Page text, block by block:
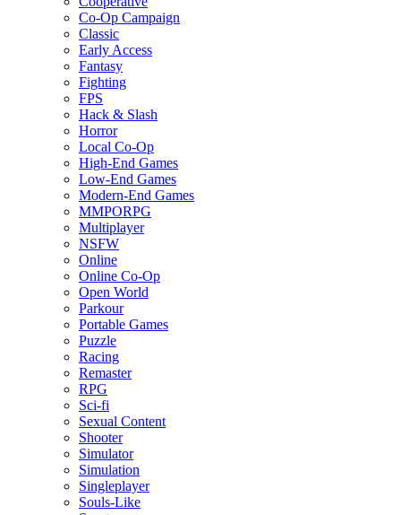
Co-Op Campaign
Classic
Early Access
Fantasy
Fighting
FPS
Hack & Slash
Horror
Local Co-Op
High-End Games
Low-End Games
Modern-End Games
MMPORPG
Multiplayer
NSFW
Online
Online Co-Op
Open World
Parkour
Portable Games
Puzzle
Racing
Remaster
RPG
Sci-fi
Sexual Content
Shooter
Simulator
Simulation
Singleplayer
Souls-Like